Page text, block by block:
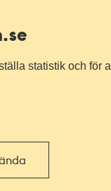
statistik och för